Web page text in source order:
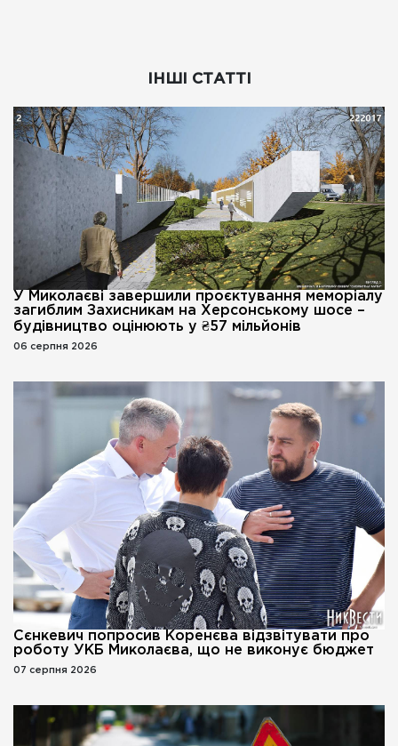
ІНШІ СТАТТІ
У Миколаєві завершили проєктування меморіалу
загиблим Захисникам на Херсонському шосе –
будівництво оцінюють у ₴57 мільйонів
06 серпня 2026
Сєнкевич попросив Коренєва відзвітувати про
роботу УКБ Миколаєва, що не виконує бюджет
07 серпня 2026